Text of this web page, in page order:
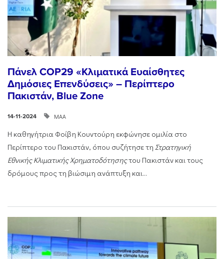
Πάνελ COP29 «Κλιματικά Ευαίσθητες
Δημόσιες Επενδύσεις» – Περίπτερο
Πακιστάν, Blue Zone
14-11-2024 ΜΑΑ
Η καθηγήτρια Φοίβη Κουντούρη εκφώνησε ομιλία στο
Περίπτερο του Πακιστάν, όπου συζήτησε τη Στρατηγική
Εθνικής Κλιματικής Χρηματοδότησηςτου Πακιστάν και τους
δρόμους προς τη βιώσιμη ανάπτυξη και...